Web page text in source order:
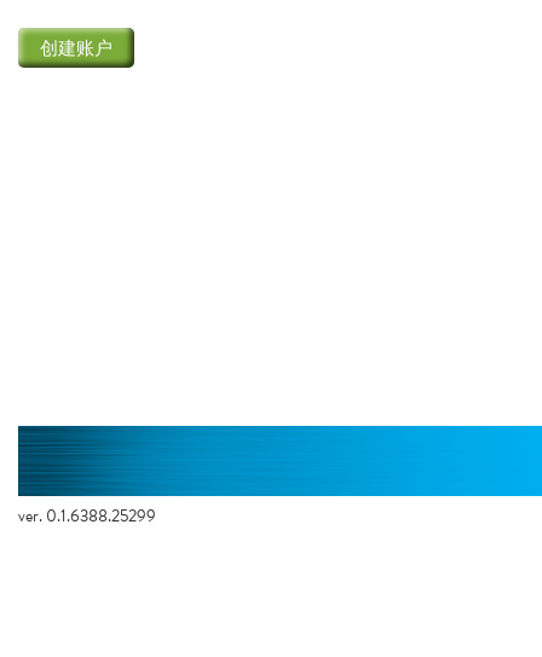
创建账户
ver. 0.1.6388.25299